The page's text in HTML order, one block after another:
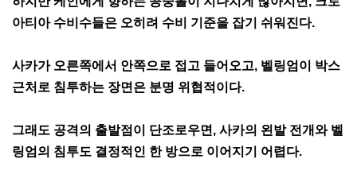
아티아 수비수들은 오히려 수비 기준을 잡기 쉬워진다.
사카가 오른쪽에서 안쪽으로 접고 들어오고, 벨링엄이 박스
근처로 침투하는 장면은 분명 위협적이다.
그래도 공격의 출발점이 단조로우면, 사카의 왼발 전개와 벨
링엄의 침투도 결정적인 한 방으로 이어지기 어렵다.